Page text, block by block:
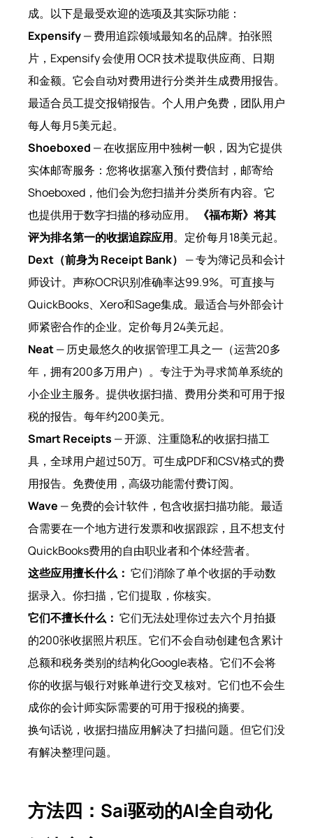
成。以下是最受欢迎的选项及其实际功能：
Expensify— 费用追踪领域最知名的品牌。拍张照
片，Expensify 会使用 OCR 技术提取供应商、日期
和金额。它会自动对费用进行分类并生成费用报告。
最适合员工提交报销报告。个人用户免费，团队用户
每人每月5美元起。
Shoeboxed — 在收据应用中独树一帜，因为它提供
实体邮寄服务：您将收据塞入预付费信封，邮寄给
Shoeboxed，他们会为您扫描并分类所有内容。它
也提供用于数字扫描的移动应用。
《福布斯》将其
评为排名第一的收据追踪应用。定价每月18美元起。
Dext（前身为 Receipt Bank） — 专为簿记员和会计
师设计。声称OCR识别准确率达99.9%。可直接与
QuickBooks、Xero和Sage集成。最适合与外部会计
师紧密合作的企业。定价每月24美元起。
Neat— 历史最悠久的收据管理工具之一（运营20多
年，拥有200多万用户）。专注于为寻求简单系统的
小企业主服务。提供收据扫描、费用分类和可用于报
税的报告。每年约200美元。
Smart Receipts — 开源、注重隐私的收据扫描工
具，全球用户超过50万。可生成PDF和CSV格式的费
用报告。免费使用，高级功能需付费订阅。
Wave — 免费的会计软件，包含收据扫描功能。最适
合需要在一个地方进行发票和收据跟踪，且不想支付
QuickBooks费用的自由职业者和个体经营者。
这些应用擅长什么： 它们消除了单个收据的手动数
据录入。你扫描，它们提取，你核实。
它们不擅长什么： 它们无法处理你过去六个月拍摄
的200张收据照片积压。它们不会自动创建包含累计
总额和税务类别的结构化Google表格。它们不会将
你的收据与银行对账单进行交叉核对。它们也不会生
成你的会计师实际需要的可用于报税的摘要。
换句话说，收据扫描应用解决了扫描问题。但它们没
有解决整理问题。
方法四：Sai驱动的AI全自动化